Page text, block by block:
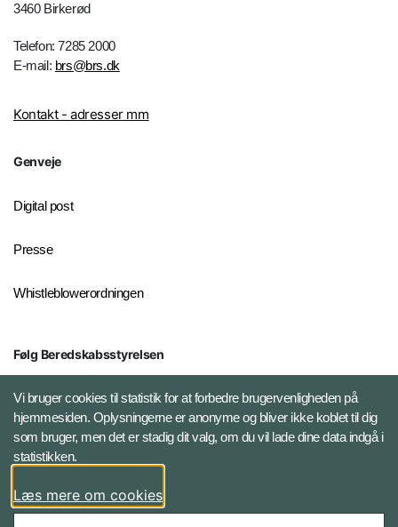
3460 Birkerød
Telefon: 7285 2000
E-mail: brs@brs.dk
Kontakt - adresser mm
Genveje
Digital post
Presse
Whistleblowerordningen
Følg Beredskabsstyrelsen
X BRSdk
LinkedIn BRS-profil
Vi bruger cookies til statistik for at forbedre brugervenligheden på
hjemmesiden. Oplysningerne er anonyme og bliver ikke koblet til dig
som bruger, men det er stadig dit valg, om du vil lade dine data indgå i
statistikken.
Læs mere om cookies